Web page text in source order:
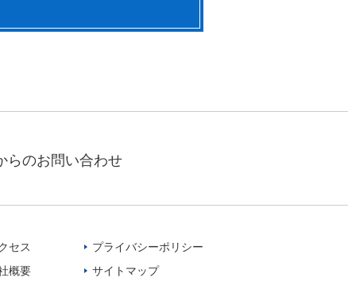
らのお問い合わせ
セス
概要
プライバシーポリシー
サイトマップ